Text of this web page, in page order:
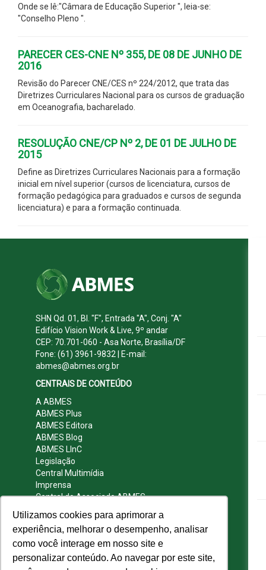
Utilizamos cookies para aprimorar a
experiência, melhorar o desempenho, analisar
como você interage em nosso site e
personalizar conteúdo. Ao navegar por este site,
Onde se lê:"Câmara de Educação Superior ", leia-se:
"Conselho Pleno ".
PARECER CES-CNE Nº 355, DE 08 DE JUNHO DE
2016
Revisão do Parecer CNE/CES nº 224/2012, que trata das
Diretrizes Curriculares Nacional para os cursos de graduação
em Oceanografia, bacharelado.
RESOLUÇÃO CNE/CP Nº 2, DE 01 DE JULHO DE
2015
Define as Diretrizes Curriculares Nacionais para a formação
inicial em nível superior (cursos de licenciatura, cursos de
formação pedagógica para graduados e cursos de segunda
licenciatura) e para a formação continuada.
SHN Qd. 01, Bl. "F", Entrada "A", Conj. "A"
Edifício Vision Work & Live, 9º andar
CEP: 70.701-060 - Asa Norte, Brasília/DF
Fone: (61) 3961-9832 | E-mail:
abmes@abmes.org.br
CENTRAIS DE CONTEÚDO
A ABMES
ABMES Plus
ABMES Editora
ABMES Blog
ABMES LInC
Legislação
Central Multimídia
Imprensa
Central do Associado ABMES
REDES SOCIAIS